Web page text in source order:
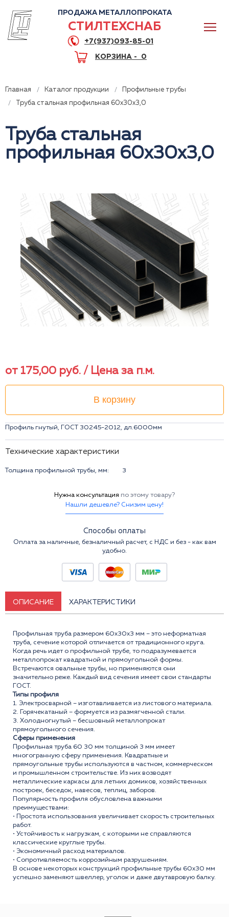
ПРОДАЖА МЕТАЛЛОПРОКАТА
СТИЛТЕХСНАБ
+7(937)093-85-01
КОРЗИНА - 0
Главная Каталог продукции
Профильные трубы
Труба стальная профильная 60x30x3,0
Труба стальная
профильная 60x30x3,0
от 175,00 руб. / Цена за п.м.
В корзину
Профиль гнутый, ГОСТ 30245-2012, дл.6000мм
Технические характеристики
Толщина профильной трубы, мм: 3
Нужна консультация по этому товару?
Нашли дешевле? Снизим цену!
Способы оплаты
Оплата за наличные, безналичный расчет, с НДС и без - как вам
удобно.
ОПИСАНИЕ ХАРАКТЕРИСТИКИ
Профильная труба размером 60x30x3 мм – это неформатная
труба, сечение которой отличается от традиционного круга.
Когда речь идет о профильной трубе, то подразумевается
металлопрокат квадратной и прямоугольной формы.
Встречаются овальные трубы, но применяются они
значительно реже. Каждый вид сечения имеет свои стандарты
ГОСТ.
Типы профиля
1. Электросварной – изготавливается из листового материала.
2. Горячекатаный – формуется из размягченной стали.
3. Холодногнутый – бесшовный металлопрокат
прямоугольного сечения.
Сферы применения
Профильная труба 60 30 мм толщиной 3 мм имеет
многогранную сферу применения. Квадратные и
прямоугольные трубы используются в частном, коммерческом
и промышленном строительстве. Из них возводят
металлические каркасы для летних домиков, хозяйственных
построек, беседок, навесов, теплиц, заборов.
Популярность профиля обусловлена важными
преимуществами:
• Простота использования увеличивает скорость строительных
работ.
• Устойчивость к нагрузкам, с которыми не справляются
классические круглые трубы.
• Экономичный расход материалов.
• Сопротивляемость коррозийным разрушениям.
В основе некоторых конструкций профильные трубы 60x30 мм
успешно заменяют швеллер, уголок и даже двутавровую балку.